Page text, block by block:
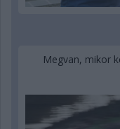
Megvan, mikor